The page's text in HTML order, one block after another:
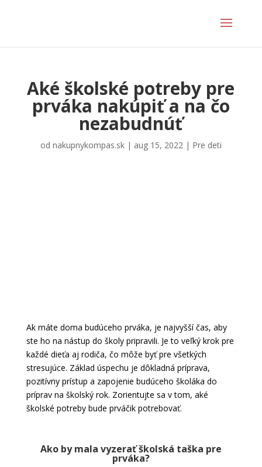
Aké školské potreby pre
prváka nakúpiť a na čo
nezabudnúť
od nakupnykompas.sk| aug 15, 2022| Pre deti
Ak máte doma budúceho prváka, je najvyšší čas, aby
ste ho na nástup do školy pripravili. Je to veľký krok pre
každé dieťa aj rodiča, čo môže byť pre všetkých
stresujúce. Základ úspechu je dôkladná príprava,
pozitívny prístup a zapojenie budúceho školáka do
príprav na školský rok. Zorientujte sa v tom, aké
školské potreby bude prváčik potrebovať.
Ako by mala vyzerať školská taška pre
prváka?